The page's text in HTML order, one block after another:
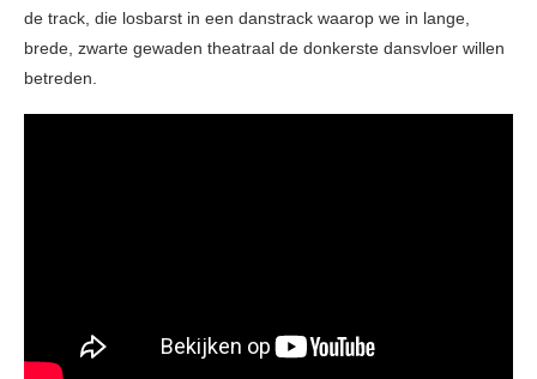
de track, die losbarst in een danstrack waarop we in lange,
brede, zwarte gewaden theatraal de donkerste dansvloer willen
betreden.